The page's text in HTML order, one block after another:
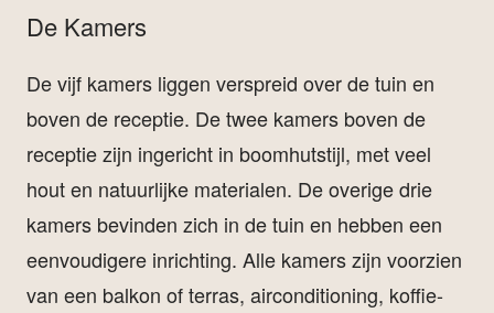
De Kamers
De vijf kamers liggen verspreid over de tuin en
boven de receptie. De twee kamers boven de
receptie zijn ingericht in boomhutstijl, met veel
hout en natuurlijke materialen. De overige drie
kamers bevinden zich in de tuin en hebben een
eenvoudigere inrichting. Alle kamers zijn voorzien
van een balkon of terras, airconditioning, koffie-